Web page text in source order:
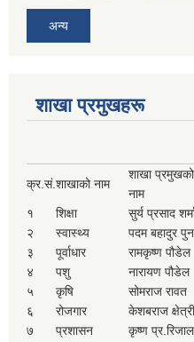
अन्य
शाखा प्रमुखहरू
क्र.सं.शाखाको नाम
शाखा प्रमुखको
नाम
१ शिक्षा सुर्य प्रसाद
२
स्वास्थ्य पदम बहादुर पुन
३
पूर्वाधार रामकृष्ण पौडेल
४
पशु नारायण पौडेल
५
कृषि सोमराज रावत
६
रोजगार केशबराज क्षेत्री
७
प्रशासन कृष्ण प्र.रिजाल